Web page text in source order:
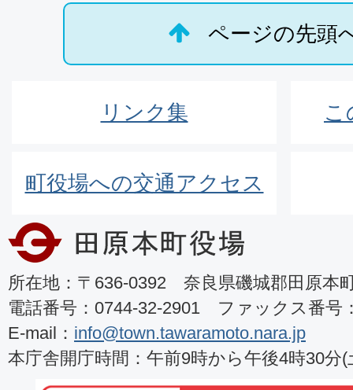
ページの先頭
リンク集 こ
町役場への交通アクセス
所在地：〒636-0392 奈良県磯城郡田原本
電話番号：0744-32-2901 ファックス番号
E-mail： info@town.tawaramoto.nara.jp
本庁舎開庁時間：午前9時から午後4時30分